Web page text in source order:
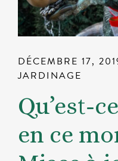
DÉCEMBRE 17,
JARDINAGE
Qu’est-
en ce